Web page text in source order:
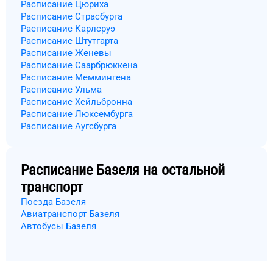
Расписание Цюриха
Расписание Страсбурга
Расписание Карлсруэ
Расписание Штутгарта
Расписание Женевы
Расписание Саарбрюккена
Расписание Меммингена
Расписание Ульма
Расписание Хейльбронна
Расписание Люксембурга
Расписание Аугсбурга
Расписание Базеля на остальной
транспорт
Поезда Базеля
Авиатранспорт Базеля
Автобусы Базеля